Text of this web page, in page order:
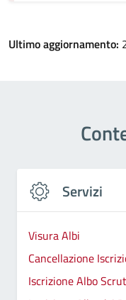
Ultimo aggiornamento:
Servizi
Visura Albi
Cancellazione
Iscrizione Albo